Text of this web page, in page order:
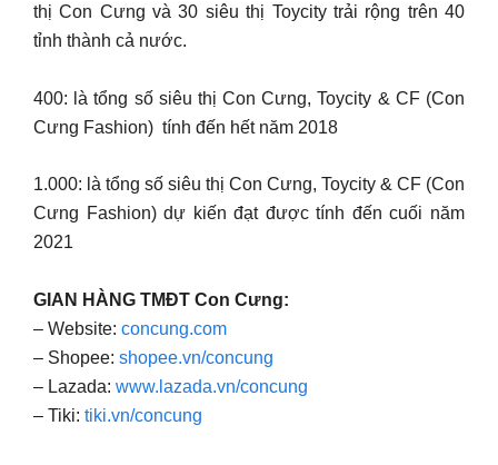
thị Con Cưng và 30 siêu thị Toycity trải rộng trên 40
tỉnh thành cả nước.
400: là tổng số siêu thị Con Cưng, Toycity & CF (Con
Cưng Fashion) tính đến hết năm 2018
1.000: là tổng số siêu thị Con Cưng, Toycity & CF (Con
Cưng Fashion) dự kiến đạt được tính đến cuối năm
2021
GIAN HÀNG TMĐT Con Cưng:
– Website: concung.com
– Shopee: shopee.vn/concung
– Lazada: www.lazada.vn/concung
– Tiki: tiki.vn/concung